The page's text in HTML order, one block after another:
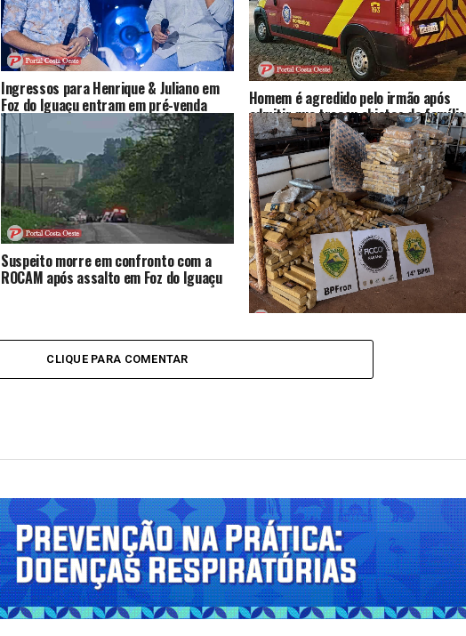
Ingressos para Henrique & Juliano em
Foz do Iguaçu entram em pré-venda
nesta sexta; show será em outubro
Homem é agredido pelo irmão após
admitir que trocou objetos da família
por drogas
Suspeito morre em confronto com a
ROCAM após assalto em Foz do Iguaçu
Operação integrada apreende mais de
em Medianeira
CLIQUE PARA COMENTAR